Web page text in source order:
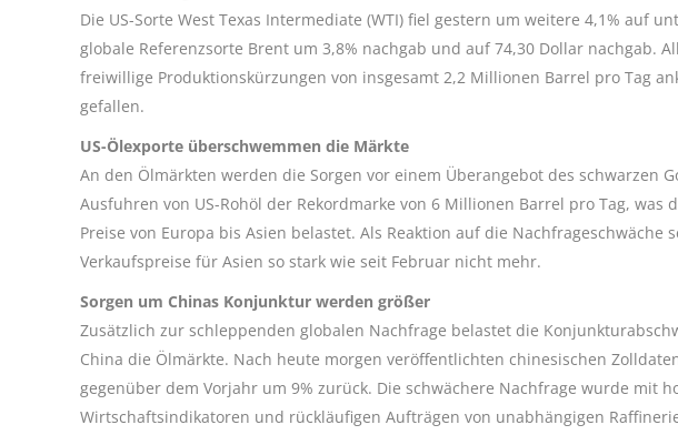
Die US-Sorte West Texas Intermediate (WTI) fiel gestern um weitere 4,1% auf
globale Referenzsorte Brent um 3,8% nachgab und auf 74,30 Dollar nachgab.
freiwillige Produktionskürzungen von insgesamt 2,2 Millionen Barrel pro Tag
gefallen.
US-Ölexporte überschwemmen die Märkte
An den Ölmärkten werden die Sorgen vor einem Überangebot des schwarzen
Ausfuhren von US-Rohöl der Rekordmarke von 6 Millionen Barrel pro Tag,
Preise von Europa bis Asien belastet. Als Reaktion auf die Nachfrageschwäche
Verkaufspreise für Asien so stark wie seit Februar nicht mehr.
Sorgen um Chinas Konjunktur werden größer
Zusätzlich zur schleppenden globalen Nachfrage belastet die
China die Ölmärkte. Nach heute morgen veröffentlichten chinesischen
gegenüber dem Vorjahr um 9% zurück. Die schwächere Nachfrage wurde mit
Wirtschaftsindikatoren und rückläufigen Aufträgen von unabhängigen